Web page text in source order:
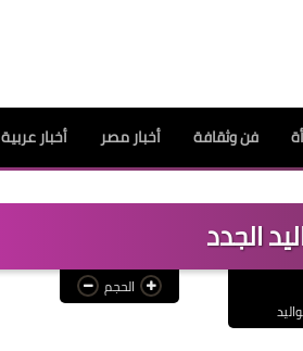
فن وثقافة أخبار مصر أخبار عربية
الجدد
الحجم